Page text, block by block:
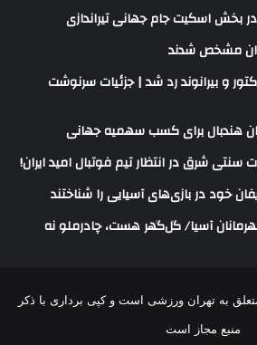
بخش اسکیت جام جهانی تیراندازی
مشخص شدند
و بیرانوند رد شد | جزئیات سرنوشت
هندبال برای کسب سهمیه جهانی
سنتی شرق در انتظار تیم فوتبال امید ایران!
خود در بازی‌های آسیایی را شناختند
به تهران ورزشی است و کپی برداری با ذکر
منبع مجاز است